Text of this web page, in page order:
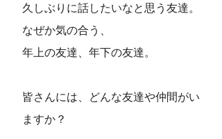
久しぶりに話したいなと思う友達。
なぜか気の合う、
年上の友達、年下の友達。
皆さんには、どんな友達や仲間がい
ますか？